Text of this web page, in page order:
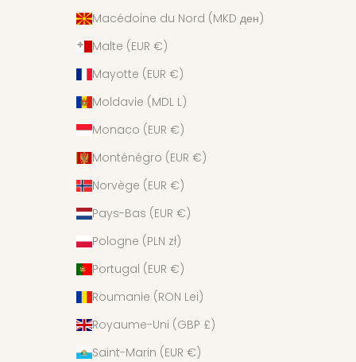
Macédoine du Nord (MKD ден)
Malte (EUR €)
Mayotte (EUR €)
Moldavie (MDL L)
Monaco (EUR €)
Monténégro (EUR €)
Norvège (EUR €)
Pays-Bas (EUR €)
Pologne (PLN zł)
Portugal (EUR €)
Roumanie (RON Lei)
Royaume-Uni (GBP £)
Saint-Marin (EUR €)